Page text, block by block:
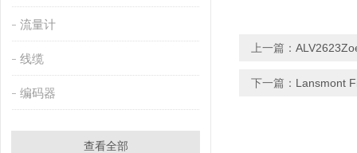
流量计
线缆
编码器
查看全部
上一篇：
下一篇： Lansmont